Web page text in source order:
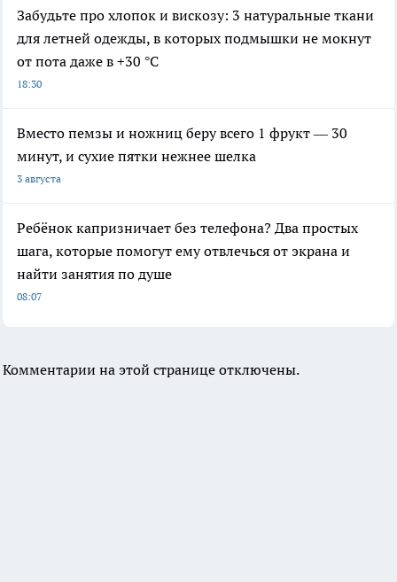
Забудьте про хлопок и вискозу: 3 натуральные ткани
для летней одежды, в которых подмышки не мокнут
от пота даже в +30 °C
18:30
Вместо пемзы и ножниц беру всего 1 фрукт — 30
минут, и сухие пятки нежнее шелка
3 августа
Ребёнок капризничает без телефона? Два простых
шага, которые помогут ему отвлечься от экрана и
найти занятия по душе
08:07
Комментарии на этой странице отключены.